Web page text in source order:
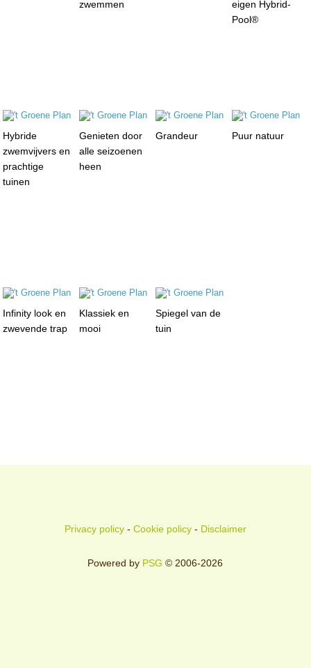
zwemmen
eigen Hybrid-
Pool®
Hybride
zwemvijvers en
prachtige
tuinen
Genieten door
alle seizoenen
heen
Grandeur Puur natuur
Infinity look en
zwevende trap
Klassiek en
mooi
Spiegel van de
tuin
Privacy policy- Cookie policy- Disclaimer
Powered by PSG © 2006-2026